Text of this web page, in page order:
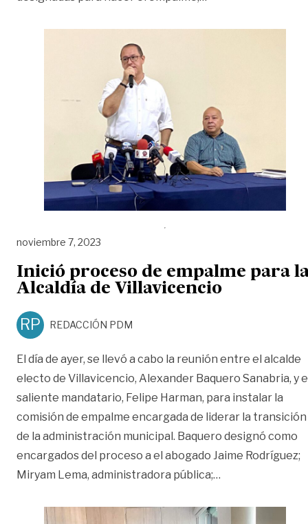
noviembre 7, 2023
Inició proceso de empalme para
Alcaldía de Villavicencio
RP REDACCIÓN PDM
El día de ayer, se llevó a cabo la reunión entre el alcalde
electo de Villavicencio, Alexander Baquero Sanabria, y
saliente mandatario, Felipe Harman, para instalar la
comisión de empalme encargada de liderar la transición
de la administración municipal. Baquero designó como
encargados del proceso a el abogado Jaime Rodríguez;
Miryam Lema, administradora pública;…